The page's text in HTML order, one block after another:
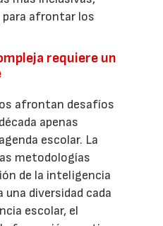
para afrontar los
requiere un
afrontan desafíos
apenas
escolar. La
metodologías
de la inteligencia
diversidad cada
escolar, el